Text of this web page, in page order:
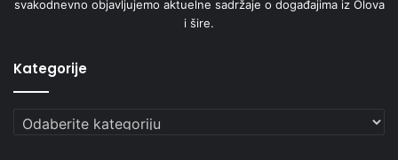
svakodnevno objavljujemo aktuelne sadržaje o događajima iz Olova
i šire.
Kategorije
Kategorije